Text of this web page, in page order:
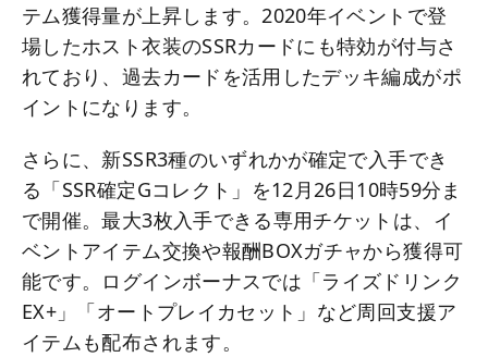
テム獲得量が上昇します。2020年イベントで登
場したホスト衣装のSSRカードにも特効が付与さ
れており、過去カードを活用したデッキ編成がポ
イントになります。
さらに、新SSR3種のいずれかが確定で入手でき
る「SSR確定Gコレクト」を12月26日10時59分ま
で開催。最大3枚入手できる専用チケットは、イ
ベントアイテム交換や報酬BOXガチャから獲得可
能です。ログインボーナスでは「ライズドリンク
EX+」「オートプレイカセット」など周回支援ア
イテムも配布されます。